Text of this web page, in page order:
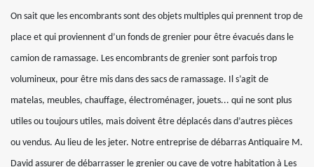
On sait que les encombrants sont des objets multiples qui prennent trop de
place et qui proviennent d’un fonds de grenier pour être évacués dans le
camion de ramassage. Les encombrants de grenier sont parfois trop
volumineux, pour être mis dans des sacs de ramassage. Il s’agit de
matelas, meubles, chauffage, électroménager, jouets... qui ne sont plus
utiles ou toujours utiles, mais doivent être déplacés dans d’autres pièces
ou vendus. Au lieu de les jeter. Notre entreprise de débarras Antiquaire M.
David assurer de débarrasser le grenier ou cave de votre habitation à Les